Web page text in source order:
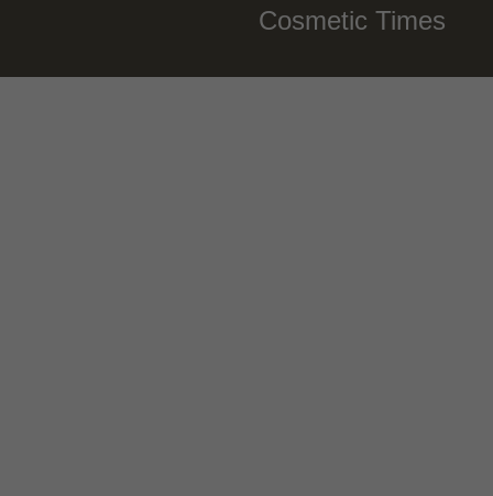
Cosmetic Times